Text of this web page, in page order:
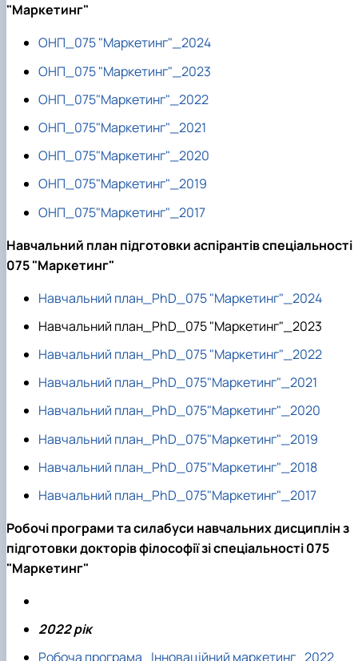
"Маркетинг"
ОНП_075 "Маркетинг"_2024
ОНП_075 "Маркетинг"_2023
ОНП_075"Маркетинг"_2022
ОНП_075"Маркетинг"_2021
ОНП_075"Маркетинг"_2020
ОНП_075"Маркетинг"_2019
ОНП_075"Маркетинг"_2017
Навчальний план підготовки аспірантів спеціальності
075 "Маркетинг"
Навчальний план_PhD_075 "Маркетинг"_2024
Навчальний план_PhD_075 "Маркетинг"_2023
Навчальний план_PhD_075 "Маркетинг"_2022
Навчальний план_PhD_075"Маркетинг"_2021
Навчальний план_PhD_075"Маркетинг"_2020
Навчальний план_PhD_075"Маркетинг"_2019
Навчальний план_PhD_075"Маркетинг"_2018
Навчальний план_PhD_075"Маркетинг"_2017
Робочі програми та силабуси навчальних дисциплін з
підготовки докторів філософії зі спеціальності 075
"Маркетинг"
2022 рік
Робоча програма_Інноваційний маркетинг_2022